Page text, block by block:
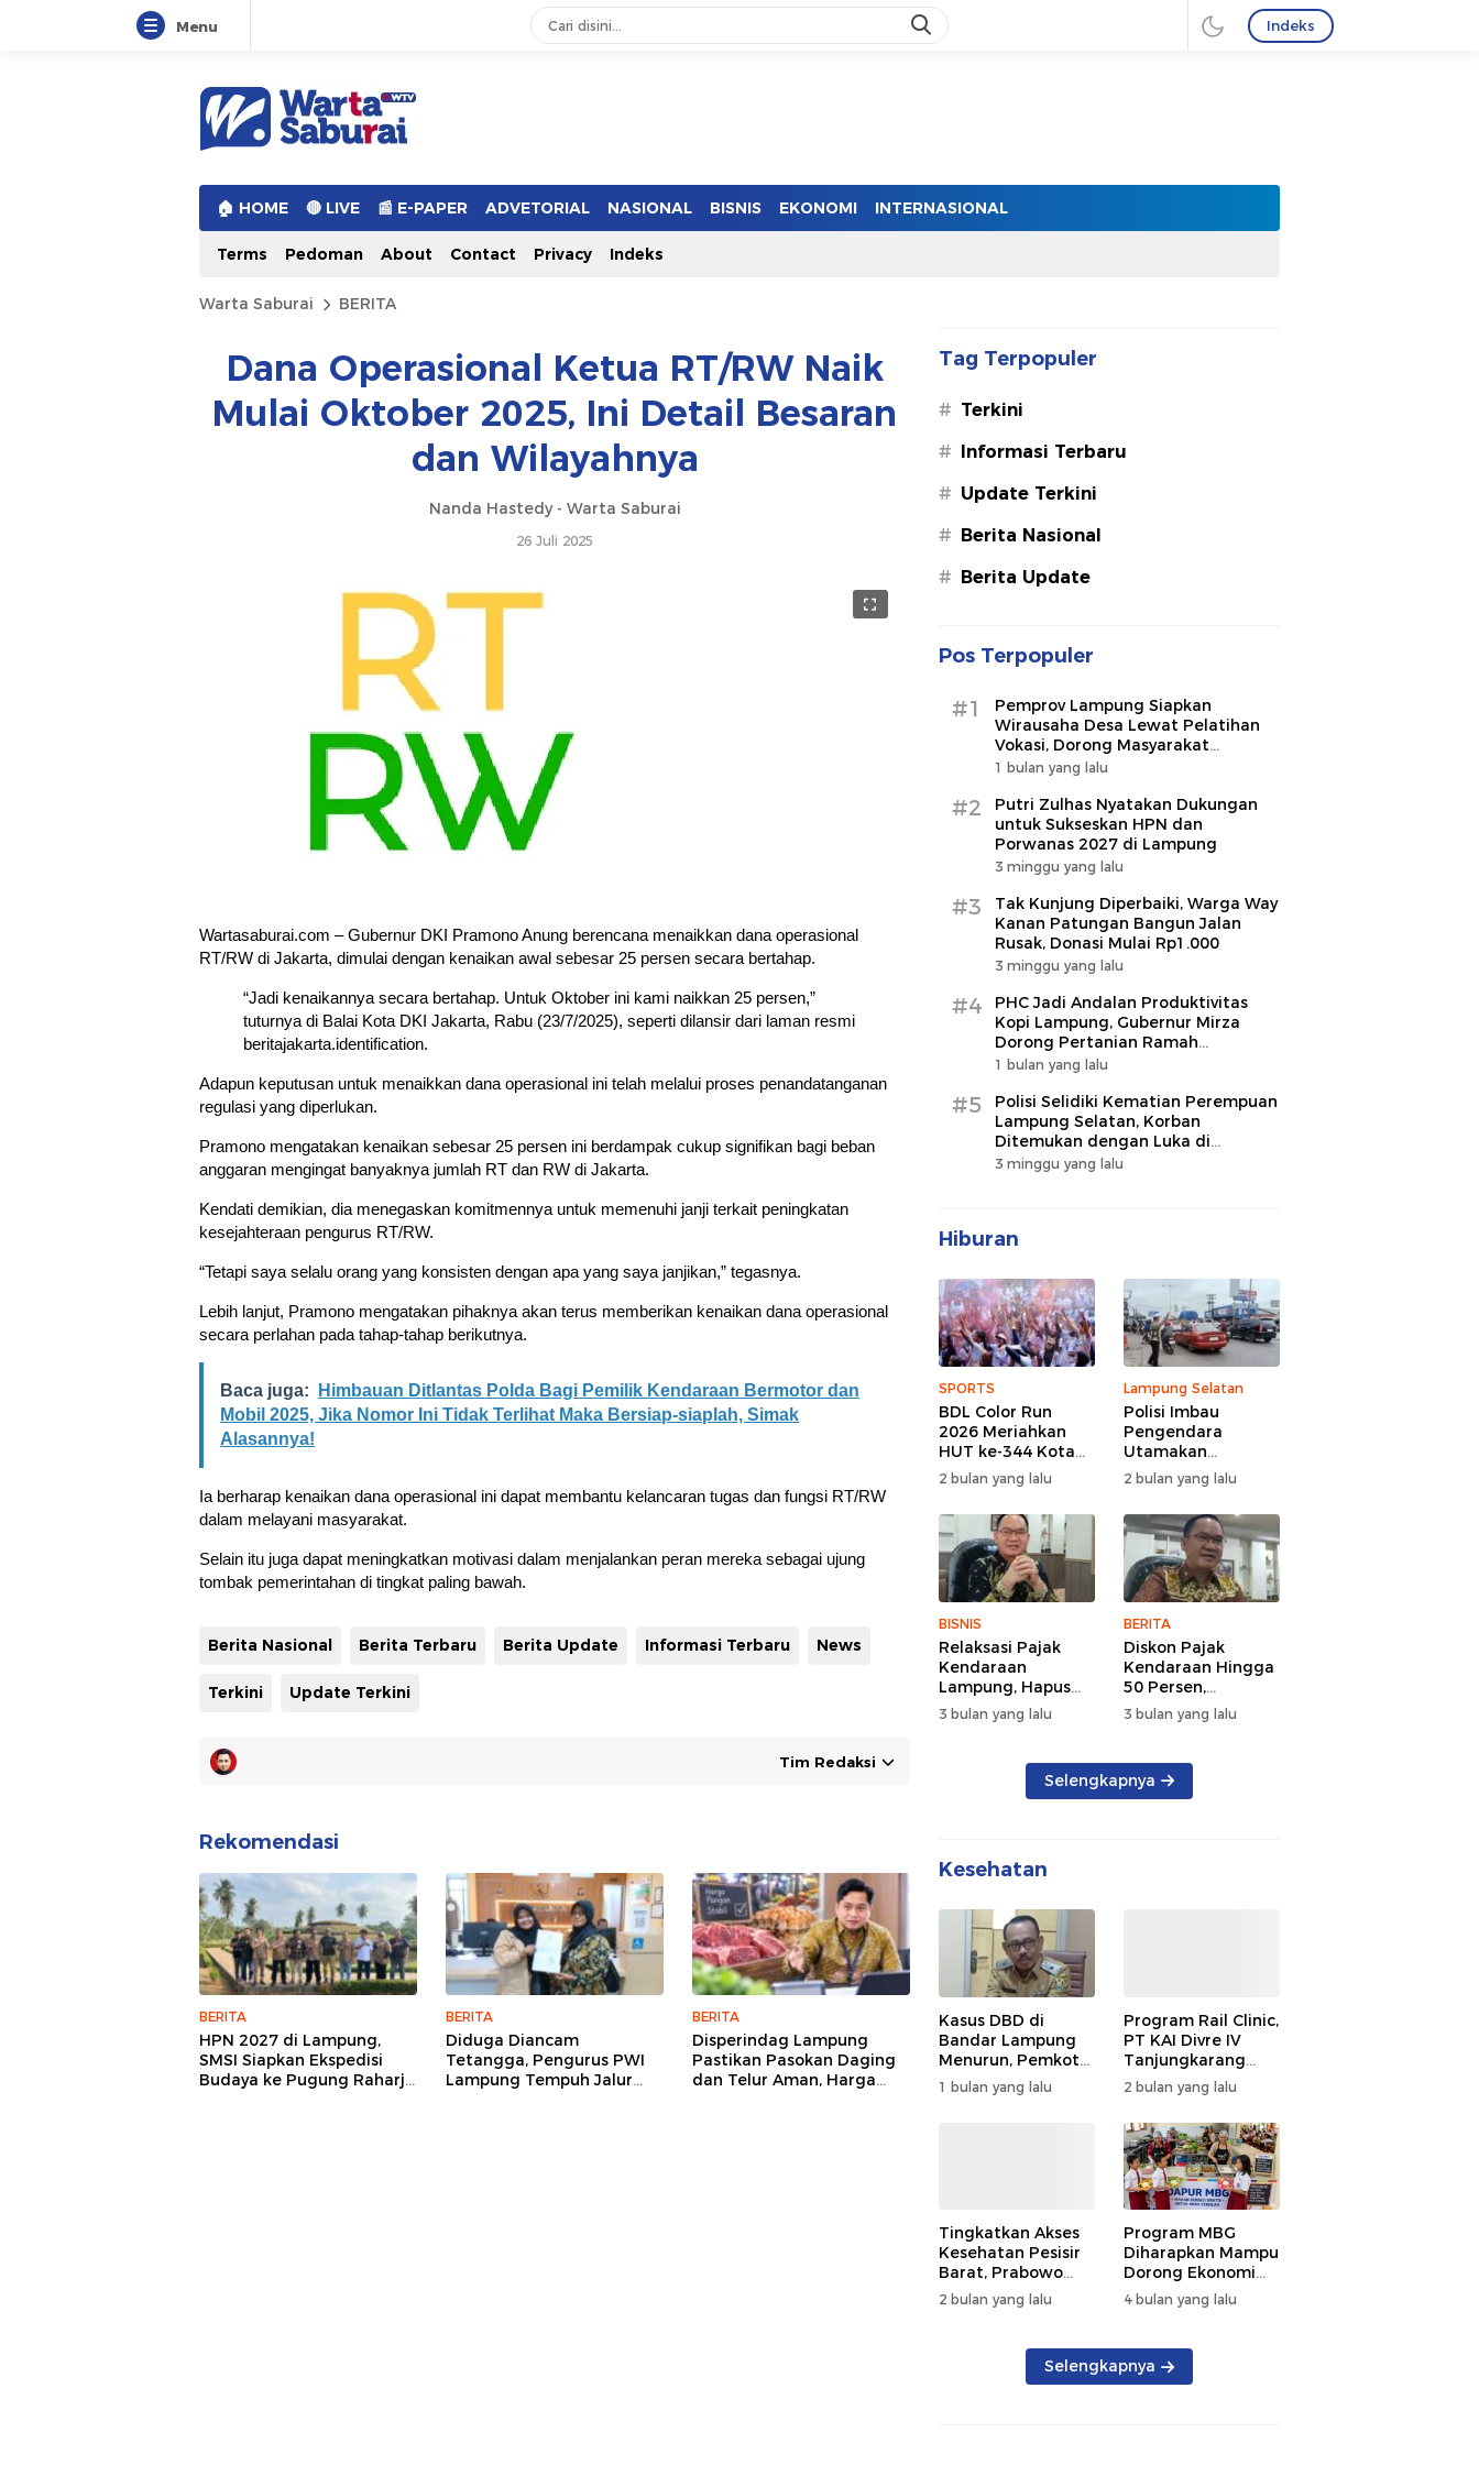
Menu Indeks
Warta Saburai
Sumber Informasi Terkini
🏠︎ HOME 🔴 LIVE 📰 E-PAPER ADVETORIAL NASIONAL BISNIS EKONOMI INTERNASIONAL
Terms Pedoman About Contact Privacy Indeks
Warta Saburai BERITA
Dana Operasional Ketua RT/RW Naik
Mulai Oktober 2025, Ini Detail Besaran
dan Wilayahnya
Nanda Hastedy - Warta Saburai
26 Juli 2025
Wartasaburai.com – Gubernur DKI Pramono Anung berencana menaikkan dana operasional
RT/RW di Jakarta, dimulai dengan kenaikan awal sebesar 25 persen secara bertahap.
“Jadi kenaikannya secara bertahap. Untuk Oktober ini kami naikkan 25 persen,”
tuturnya di Balai Kota DKI Jakarta, Rabu (23/7/2025), seperti dilansir dari laman resmi
beritajakarta.identification.
Adapun keputusan untuk menaikkan dana operasional ini telah melalui proses penandatanganan
regulasi yang diperlukan.
Pramono mengatakan kenaikan sebesar 25 persen ini berdampak cukup signifikan bagi beban
anggaran mengingat banyaknya jumlah RT dan RW di Jakarta.
Kendati demikian, dia menegaskan komitmennya untuk memenuhi janji terkait peningkatan
kesejahteraan pengurus RT/RW.
“Tetapi saya selalu orang yang konsisten dengan apa yang saya janjikan,” tegasnya.
Lebih lanjut, Pramono mengatakan pihaknya akan terus memberikan kenaikan dana operasional
secara perlahan pada tahap-tahap berikutnya.
Baca juga:
Himbauan Ditlantas Polda Bagi Pemilik Kendaraan Bermotor dan
Mobil 2025, Jika Nomor Ini Tidak Terlihat Maka Bersiap-siaplah, Simak
Alasannya!
Ia berharap kenaikan dana operasional ini dapat membantu kelancaran tugas dan fungsi RT/RW
dalam melayani masyarakat.
Selain itu juga dapat meningkatkan motivasi dalam menjalankan peran mereka sebagai ujung
tombak pemerintahan di tingkat paling bawah.
Berita Nasional Berita Terbaru Berita Update Informasi Terbaru News
Terkini Update Terkini
Tim Redaksi
Rekomendasi
BERITA
HPN 2027 di Lampung,
SMSI Siapkan Ekspedisi
Budaya ke Pugung Raharjo
BERITA
Diduga Diancam
Tetangga, Pengurus PWI
Lampung Tempuh Jalur
BERITA
Disperindag Lampung
Pastikan Pasokan Daging
dan Telur Aman, Harga
Tag Terpopuler
# Terkini
# Informasi Terbaru
# Update Terkini
# Berita Nasional
# Berita Update
Pos Terpopuler
#1
Pemprov Lampung Siapkan
Wirausaha Desa Lewat Pelatihan
Vokasi, Dorong Masyarakat
Ciptakan Lapangan Kerja
1 bulan yang lalu
#2
Putri Zulhas Nyatakan Dukungan
untuk Sukseskan HPN dan
Porwanas 2027 di Lampung
3 minggu yang lalu
#3
Tak Kunjung Diperbaiki, Warga Way
Kanan Patungan Bangun Jalan
Rusak, Donasi Mulai Rp1.000
3 minggu yang lalu
#4
PHC Jadi Andalan Produktivitas
Kopi Lampung, Gubernur Mirza
Dorong Pertanian Ramah
Lingkungan
1 bulan yang lalu
#5
Polisi Selidiki Kematian Perempuan
Lampung Selatan, Korban
Ditemukan dengan Luka di
Belakang Kepala
3 minggu yang lalu
Hiburan
SPORTS
BDL Color Run
2026 Meriahkan
HUT ke-344 Kota
Bandar Lampung,
Wujud Semangat
Sehat dan
Kebersamaan
2 bulan yang lalu
Lampung Selatan
Polisi Imbau
Pengendara
Utamakan
Keselamatan di
Tengah Kepadatan
Lalu Lintas Pagi
Hari
2 bulan yang lalu
BISNIS
Relaksasi Pajak
Kendaraan
Lampung, Hapus
Denda dan Beri
Diskon BBN
3 bulan yang lalu
BERITA
Diskon Pajak
Kendaraan Hingga
50 Persen,
Lampung Genjot
Mutasi Kendaraan
3 bulan yang lalu
Selengkapnya
Kesehatan
Kasus DBD di
Bandar Lampung
Menurun, Pemkot
Genjot PSN
Wujudkan Nol
1 bulan yang lalu
Program Rail Clinic,
PT KAI Divre IV
Tanjungkarang
Beri Layanan
Kesehatan Gratis
250 Warga
2 bulan yang lalu
Tingkatkan Akses
Kesehatan Pesisir
Barat, Prabowo
Resmikan RSUD KH
Muhammad Thohir
2 bulan yang lalu
Program MBG
Diharapkan Mampu
Dorong Ekonomi
Daerah, DPRD
Lampung Tekankan
Produk Lokal
4 bulan yang lalu
Selengkapnya